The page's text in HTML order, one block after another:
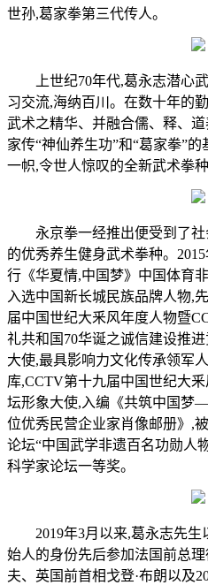
世孙,葛家拳第三代传人。
上世纪70年代,葛永志潜心武
习交流,海纳百川。在数十年的
武术之精华、并融合儒、释、
家传“神仙养生功”和“葛家拳”
一帜,令世人惊叹的全新武术拳
永京拳一经推出便受到了社
的优秀养生健身武术拳种。
行《华夏情,中国梦》中国体育
入选中国新长城民族品牌人物,
届中国世纪大釆风年度人物暨
礼共和国70华诞之诚信建设推
大使,最具影响力文化传承领军
库,CCTV第十九届中国世纪大
坛形象大使,入编《共筑中国梦
位优秀民营企业家肖像邮册》,
论坛“中国武学非遗百名功勋人
科学家论坛一等奖。
2019年3月以来,葛永志先生
始人的身份先后参加法国前总
夫、英国前首相戈登·布朗以及